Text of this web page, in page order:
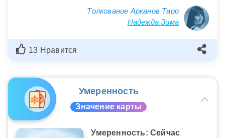
Толкование Арканов Таро
Надежда Зима
13 Нравится
Умеренность
Значение карты
Умеренность: Сейчас